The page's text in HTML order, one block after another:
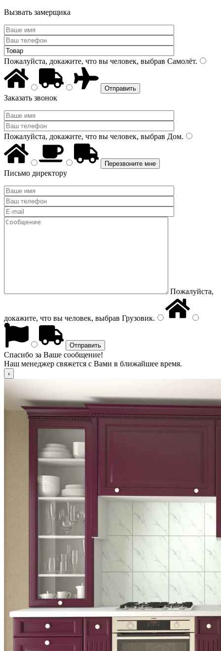
Вызвать замерщика
Пожалуйста, докажите, что вы человек, выбрав Самолёт.
Заказать звонок
Пожалуйста, докажите, что вы человек, выбрав Дом.
Письмо директору
Пожалуйста,
докажите, что вы человек, выбрав Грузовик.
Спасибо за Ваше сообщение!
Наш менеджер свяжется с Вами в ближайшее время.